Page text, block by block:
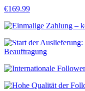
€169.99
Beauftragung